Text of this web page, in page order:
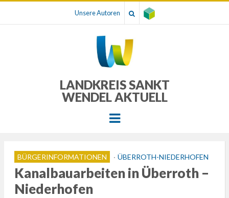
Unsere Autoren
LANDKREIS SANKT
WENDEL AKTUELL
Menu
BÜRGERINFORMATIONEN ÜBERROTH-NIEDERHOFEN
Kanalbauarbeiten in Überroth –
Niederhofen